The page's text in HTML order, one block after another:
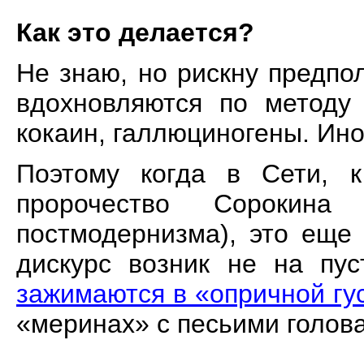
Как это делается?
Не знаю, но рискну
вдохновляются по
кокаин, галлюциногены.
Поэтому когда в Сети,
пророчество
постмодернизма), это
дискурс возник не на
зажимаются в «опричной
«меринах» с песьими